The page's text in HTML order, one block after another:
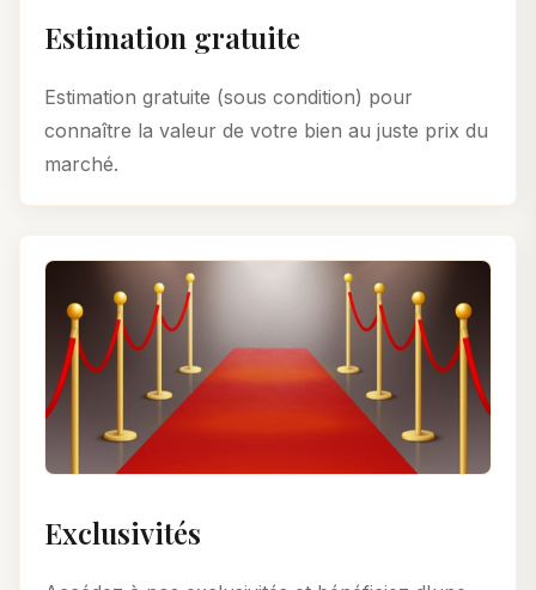
Estimation gratuite
Estimation gratuite (sous condition) pour
connaître la valeur de votre bien au juste prix du
marché.
Exclusivités